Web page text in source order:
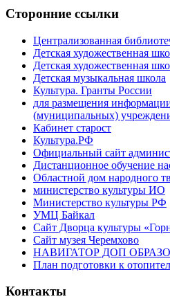
Сторонние ссылки
Централизованная
Детская художественная
Детская художественная
Детская музыкальная школа
Культура. Гранты России
для размещения
(муниципальных)
Кабинет старост
Культура.РФ
Официальный сайт
Дистанционное обучение
Областной дом народного
министерство культуры ИО
Министерство культуры РФ
УМЦ Байкал
Сайт Дворца культуры
Сайт музея Черемхово
НАВИГАТОР ДОП
План подготовки к
Контакты